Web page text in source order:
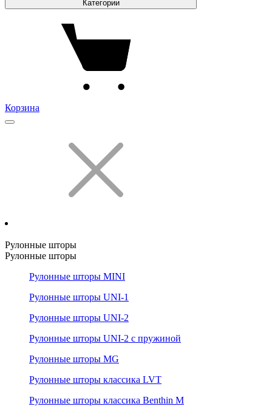
Категории
Корзина
Рулонные шторы
Рулонные шторы
Рулонные шторы MINI
Рулонные шторы UNI-1
Рулонные шторы UNI-2
Рулонные шторы UNI-2 с пружиной
Рулонные шторы MG
Рулонные шторы классика LVT
Рулонные шторы классика Benthin M